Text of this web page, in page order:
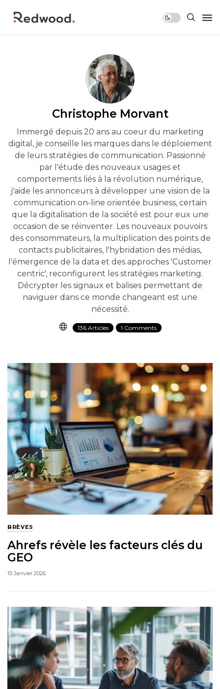
Christophe Morvant
Immergé depuis 20 ans au coeur du marketing
digital, je conseille les marques dans le déploiement
de leurs stratégies de communication. Passionné
par l'étude des nouveaux usages et
comportements liés à la révolution numérique,
j'aide les annonceurs à développer une vision de la
communication on-line orientée business, certain
que la digitalisation de la société est pour eux une
occasion de se réinventer. Les nouveaux pouvoirs
des consommateurs, la multiplication des points de
contacts publicitaires, l'hybridation des médias,
l'émergence de la data et des approches 'Customer
centric'​, reconfigurent les stratégies marketing.
Décrypter les signaux et balises permettant de
naviguer dans ce monde changeant est une
nécessité.
136 Articles 1 Comments
BRÈVES
Ahrefs révèle les facteurs clés du
GEO
15 Janvier 2026